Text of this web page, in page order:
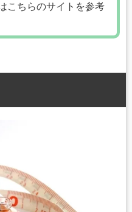
こちらのサイトを参考